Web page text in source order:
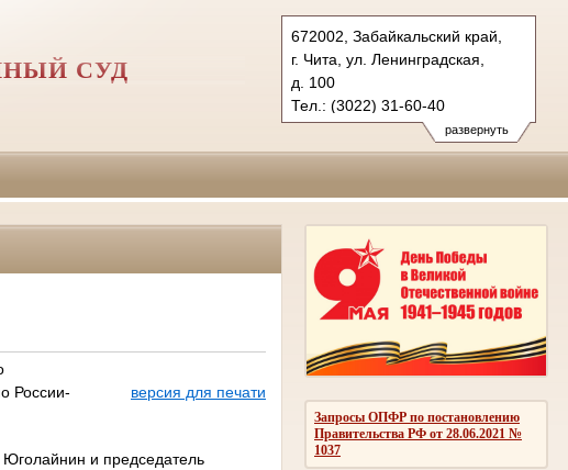
развернуть
672002, Забайкальский край,
г. Чита, ул. Ленинградская,
д. 100
Тел.: (3022) 31-60-40
2vovs.cht@sudrf.ru
vsovs@mail.ru
СУД
Запросы ОПФР по постановлению
Правительства РФ от 28.06.2021 №
1037
России-
версия для печати
Юголайнин и председатель